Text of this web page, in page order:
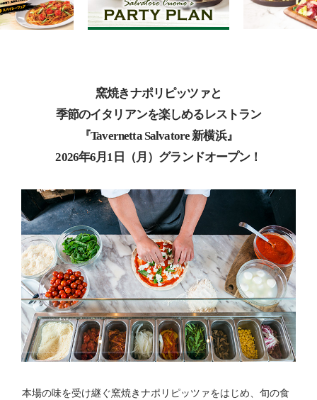
窯焼きナポリピッツァと
季節のイタリアンを楽しめるレストラン
『Tavernetta Salvatore 新横浜』
2026年6月1日（月）グランドオープン！
本場の味を受け継ぐ窯焼きナポリピッツァをはじめ、旬の食